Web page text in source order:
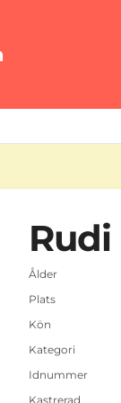
Rudi
Ålder
Plats
Kön
Kategori
Idnummer
Kastrerad